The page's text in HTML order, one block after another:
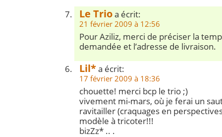
Le Trioa écrit:
21 février 2009 à 12:56
Pour Aziliz, merci de préciser la
demandée et l’adresse de livraison.
Lil*a écrit:
17 février 2009 à 18:36
chouette! merci bcp le trio ;)
vivement mi-mars, où je ferai un
ravitailler (craquages en
modèle à tricoter!!!
bizZz* .. .